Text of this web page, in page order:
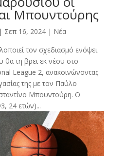
Μπουντούρης
| Σεπ 16, 2024| Νέα
τον σχεδιασμό ενόψει
θα τη βρει εκ νέου στο
League 2, ανακοινώνοντας
της με τον Παύλο
Μπουντούρη. Ο
24 ετών)...